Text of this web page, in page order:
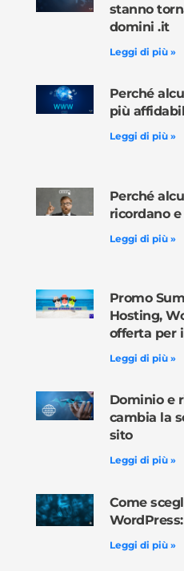
stanno
domini .it
Leggi di più »
Perché
più
Leggi di più »
Perché
ricordano
Leggi di più »
Promo
Hosting,
offerta per
Leggi di più »
Dominio e
cambia la
sito
Leggi di più »
Come
Leggi di più »